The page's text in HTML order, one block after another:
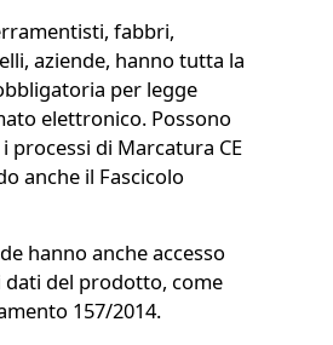
fabbri,
aziende, hanno tutta la
per legge
elettronico. Possono
processi di Marcatura CE
anche il Fascicolo
hanno anche accesso
del prodotto, come
157/2014.